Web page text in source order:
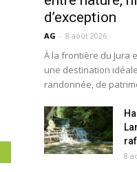
d’exception
AG - 8 août 2026
À la frontière du Jura
une destination
randonnée, de
8